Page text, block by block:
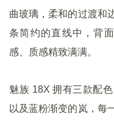
曲玻璃，柔和的过渡和
条简约的直线中，背
感、质感精致满满。
魅族 18X 拥有三款配
以及蓝粉渐变的岚，每